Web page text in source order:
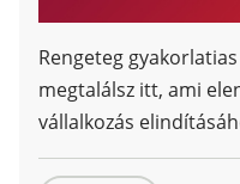
Rengeteg
megtalálsz itt, ami
vállalkozás